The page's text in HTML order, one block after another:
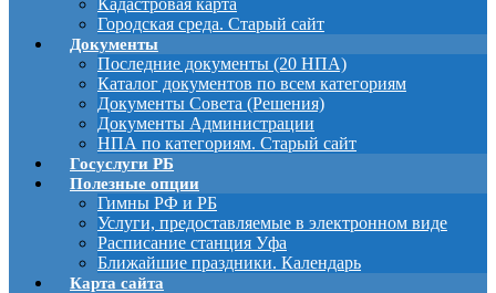
Городская среда. Старый сайт
Документы
Последние документы (20 НПА)
Каталог документов по всем категориям
Документы Совета (Решения)
Документы Администрации
НПА по категориям. Старый сайт
Госуслуги РБ
Полезные опции
Гимны РФ и РБ
Услуги, предоставляемые в электронном виде
Расписание станция Уфа
Ближайшие праздники. Календарь
Карта сайта